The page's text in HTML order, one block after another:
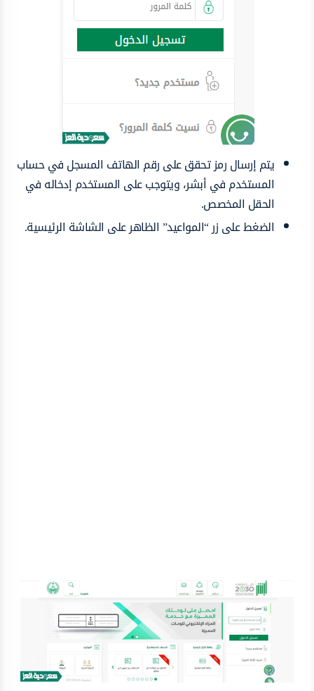
يتم إرسال رمز تحقق على رقم الهاتف المسجل في حساب
المستخدم في أبشر، ويتوجب على المستخدم إدخاله في
الحقل المخصص.
الضغط على زر “المواعيد” الظاهر على الشاشة الرئيسية.